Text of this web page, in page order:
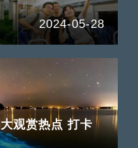
2024-05-28
观赏热点 打卡